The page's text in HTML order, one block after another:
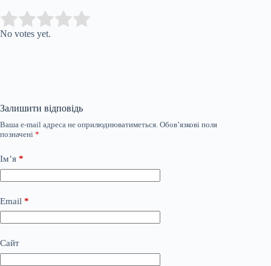
Rate this item:
No votes yet.
Залишити відповідь
Ваша e-mail адреса не оприлюднюватиметься. Обов’язкові поля
позначені *
Ім’я *
Email *
Сайт